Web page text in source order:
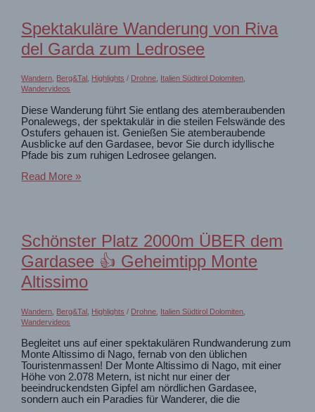
an
der
Marmolada
Spektakuläre Wanderung von Riva
del Garda zum Ledrosee
Wandern Berg&Tal Highlights / Drohne Italien Südtirol Dolomiten
Wandervideos
Diese Wanderung führt Sie entlang des atemberaubenden
Ponalewegs, der spektakulär in die steilen Felswände des
Ostufers gehauen ist. Genießen Sie atemberaubende
Ausblicke auf den Gardasee, bevor Sie durch idyllische
Pfade bis zum ruhigen Ledrosee gelangen.
Spektakuläre
Garda
zum
Ledrosee
Read More »
Schönster Platz 2000m ÜBER dem
Gardasee 👍 Geheimtipp Monte
Altissimo
Wandern Berg&Tal Highlights / Drohne Italien Südtirol Dolomiten
Wandervideos
Begleitet uns auf einer spektakulären Rundwanderung zum
Monte Altissimo di Nago, fernab von den üblichen
Touristenmassen! Der Monte Altissimo di Nago, mit einer
Höhe von 2.078 Metern, ist nicht nur einer der
beeindruckendsten Gipfel am nördlichen Gardasee,
sondern auch ein Paradies für Wanderer, die die